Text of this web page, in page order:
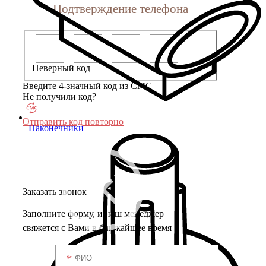
Наконечники
Подтверждение телефона
Неверный код
Введите 4-значный код из СМС
Не получили код?
Отправить код повторно
Заказать звонок
Заполните форму, и наш менеджер
свяжется с Вами в ближайшее время